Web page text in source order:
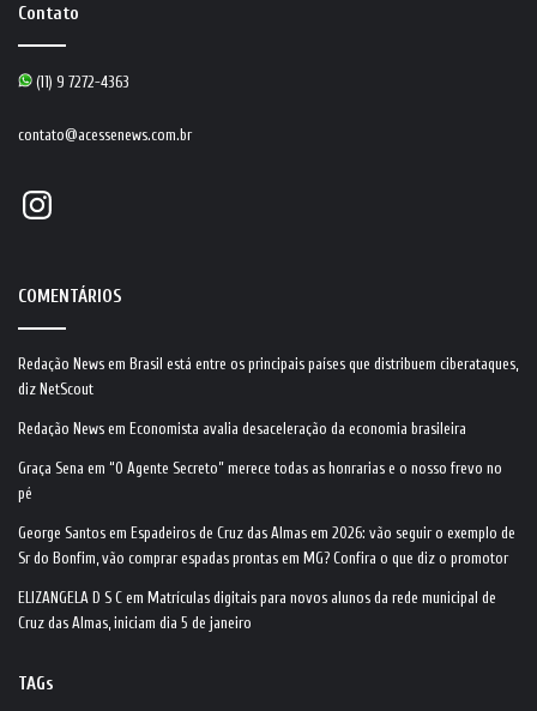
Contato
(11) 9 7272-4363
contato@acessenews.com.br
Instagram
COMENTÁRIOS
Redação News em Brasil está entre os principais países que distribuem ciberataques,
diz NetScout
Redação News em Economista avalia desaceleração da economia brasileira
Graça Sena em “O Agente Secreto” merece todas as honrarias e o nosso frevo no
pé
George Santos em Espadeiros de Cruz das Almas em 2026: vão seguir o exemplo de
Sr do Bonfim, vão comprar espadas prontas em MG? Confira o que diz o promotor
ELIZANGELA D S C em Matrículas digitais para novos alunos da rede municipal de
Cruz das Almas, iniciam dia 5 de janeiro
TAGs